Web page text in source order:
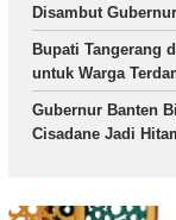
Disambut
Bupati Tangerang
untuk Warga
Gubernur Banten
Cisadane Jadi